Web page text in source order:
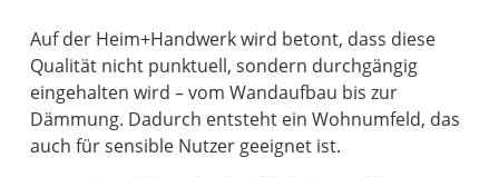
Auf der Heim+Handwerk wird betont, dass diese
Qualität nicht punktuell, sondern durchgängig
eingehalten wird – vom Wandaufbau bis zur
Dämmung. Dadurch entsteht ein Wohnumfeld, das